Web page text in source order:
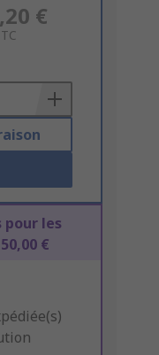
€
les
€